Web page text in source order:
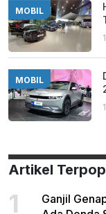
MOBIL
MOBIL
Artikel
1
Ganjil